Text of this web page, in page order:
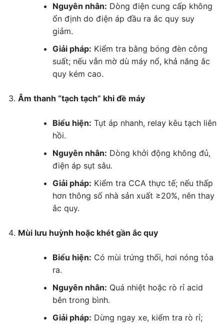
Nguyên nhân: Dòng điện cung cấp không
ổn định do điện áp đầu ra ắc quy suy
giảm.
Giải pháp: Kiểm tra bằng bóng đèn công
suất; nếu vẫn mờ dù máy nổ, khả năng ắc
quy kém cao.
Âm thanh “tạch tạch” khi đề máy
Biểu hiện: Tụt áp nhanh, relay kêu tạch liên
hồi.
Nguyên nhân: Dòng khởi động không đủ,
điện áp sụt sâu.
Giải pháp: Kiểm tra CCA thực tế; nếu thấp
hơn thông số nhà sản xuất ≥20%, nên thay
ắc quy.
Mùi lưu huỳnh hoặc khét gần ắc quy
Biểu hiện: Có mùi trứng thối, hơi nóng tỏa
ra.
Nguyên nhân: Quá nhiệt hoặc rò rỉ acid
bên trong bình.
Giải pháp: Dừng ngay xe, kiểm tra rò rỉ;